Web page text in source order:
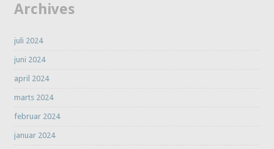
Archives
juli 2024
juni 2024
april 2024
marts 2024
februar 2024
januar 2024